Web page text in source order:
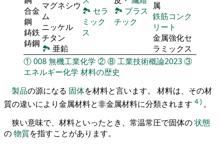
合金
鋼
鋳鉄
鋳鋼
マグネシウ
ム
ニッケル
チタン
🏞 亜鉛
🏞 セラ
ミック
ス
🏞 プラス
チック
属
鉄筋コンク
リート
金属強化セ
ラミックス
①008無機工業化学 ②⑧工業技術概論2023③
エネルギー化学 材料の歴史
製品の源になる 固体を材料と言います。 材料は、その材
質の違いにより金属材料と非金属材料に分類されます 4) 。
狭い意味で、材料といったとき、常温常圧で固体の状態
の物質を指すことがあります。